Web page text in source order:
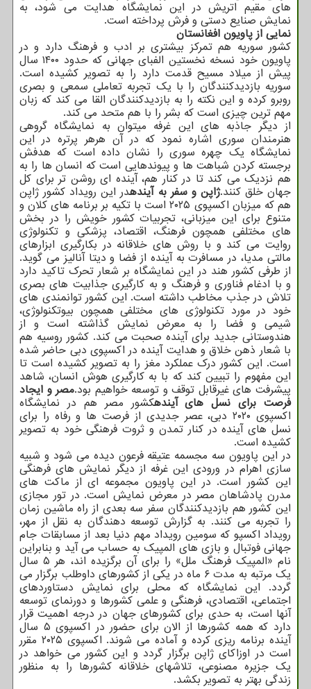
های مقیم اتریش در این نمایشگاه هدایت می شود، به
نمایش صنایع دستی و فرش پرداخته است.
نمایی از پاویون افغانستان
کشور سوریه هم تمرکز بیشتری بر ادب و فرهنگ دارد و در
پاویون خود نسخه نخستین الفبای جهانی که حدود ۱۴۰۰ سال
پیش از میلاد مسیح قدمت دارد را به تصویر کشیده است.
سوریه بازدیدکنندگان را با یک تجربه تعاملی سمعی و بصری
روبرو کرده و این نکته را به بازدیدکنندگان القا می کند که زبان
مهم ترین چیزی است که بشر را با هم متحد می کند.
از دیگر جاذبه های این غرفه میتوان به نمایشگاه گروهی
هنرمندان سوری اشاره نمود که در آن هرهر پرتره در این
نمایشگاه یک چهره سوری را نشان داده است که هدفش
برجسته کردن شباهت ها و پیوندهایی است که انسان ها را به
هم نزدیک می کند تا در کنار هم، آینده ای روشن تر برای کل
جهان خلق کنند.ژاپن و سفر به آیندهدر این رویداد کشور ژاپن
هم که میزبان اکسپوی ۲۰۲۵ است با تکیه بر برنامه های کلان و
متنوع برای این میزبانی، تجربیات کشور خویش را در بخش
های مختلفی همچون فرهنگ، اقتصاد، پزشکی و تکنولوژی
روایت می کند و با روش های خلاقانه در بکارگیری ابزارهای
مالتی مدیا، در مسافرت به آینده از فضا و دیتا آنالیز می گوید.
از طرفی کشور هند در این نمایشگاه بر شعار تحرک تاکید دارد
و با ادغام فناوری و فرهنگ و به کارگیری جذابیت های بصری
تلاش در جذب مخاطب داشته است. این کشور توانمندی های
خود در مورد تکنولوژی های مختلفی همچون بیوتکنولوژی،
شیمی و فضا را به معرض نمایش گذاشته است و از
هندوستانی جدید برای آینده صحبت می کند. کشور روسیه هم
با شعار ذهن خلاق و هدایت آینده در اکسپوی دبی حاضر شده
است. این کشور درک عملکرد مغز را به تصویر کشیده است تا
این مفهوم را تبیین کند که با به کارگیری هوش انسان، شاهد
پیشرفت های غیرقابل توقف و توسعه خواهیم بود.مصر و ایجاد
فرصت برای نسل های آیندهکشور مصر هم در نمایشگاه
اکسپوی ۲۰۲۰ دبی، عصر جدیدی از فرصت ها و رفاه را برای
نسل های آینده در کنار تمدن و ثروت فرهنگی خود به تصویر
کشیده است.
در این پاویون سه مجسمه عتیقه فرعون دیده می شود و شبیه
سازی اهرام در ورودی این غرفه از دیگر نمایش های فرهنگی
این کشور است. در این پاویون مجموعه ای از ماکت های
مدرن پادشاهان مصر در معرض نمایش است. در تور مجازی
این کشور هم بازدیدکنندگان سفر سه بعدی از راه ماشین زمان
را تجربه می کنند. به گزارش توسعه دهندگان به نقل از مهر،
رویداد اکسپو که سومین رویداد مهم دنیا بعد از مسابقات جام
جهانی فوتبال و بازی های المپیک به حساب می آید و بنابراین
نام «المپیک فرهنگ ملل» را برای آن برگزیده اند، هر ۵ سال
یک مرتبه به مدت ۶ ماه در یکی از کشورهای داوطلب برگزار می
گردد. این نمایشگاه که محلی برای نمایش دستاوردهای
اجتماعی، اقتصادی، فرهنگی و علمی کشورها و دورنمای توسعه
آنها است، به حدی برای کشورهای جهان در درجه اهمیت قرار
دارد که همه کشورها از الان برای حضور در اکسپوی ۵ سال
آینده برنامه ریزی کرده و آماده می شوند. اکسپوی ۲۰۲۵ مقرر
است در اوزاکای ژاپن برگزار گردد و این کشور می خواهد در
یک جزیره مصنوعی، تلاشهای خلاقانه کشورها را به منظور
زندگی بهتر به تصویر بکشد.